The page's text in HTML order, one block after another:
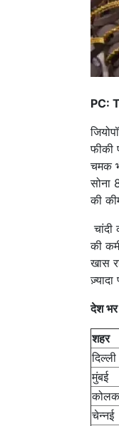
PC:
फीकी
चमक
सोना
की
की
खास
देश
शहर
दिल्ली
मुंबई
चेन्नई